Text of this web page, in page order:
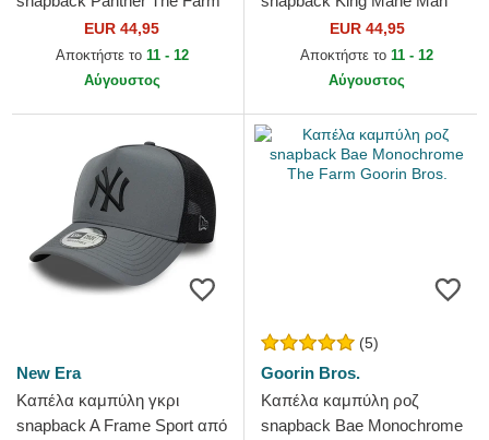
Goorin Bros.EUR 44,95
Αποκτήστε το 11 - 12
Αύγουστος
The Farm Goorin Bros.
EUR 44,95
Αποκτήστε το 11 - 12
Αύγουστος
New Era
Καπέλα καμπύλη γκρι
snapback A Frame Sport από
(5)
Goorin Bros.
Καπέλα καμπύλη ροζ
snapback Bae Monochrome